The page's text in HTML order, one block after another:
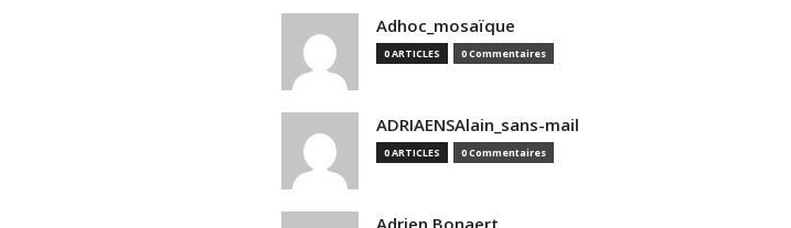
Adhoc_mosaïque
0 ARTICLES 0 Commentaires
ADRIAENSAlain_sans-mail
0 ARTICLES 0 Commentaires